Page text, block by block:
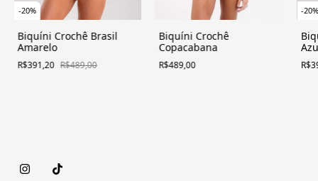
-20%
Biquíni Crochê Brasil
Amarelo
R$391,20 R$489,00
Biquíni Crochê
Copacabana
R$489,00
-20